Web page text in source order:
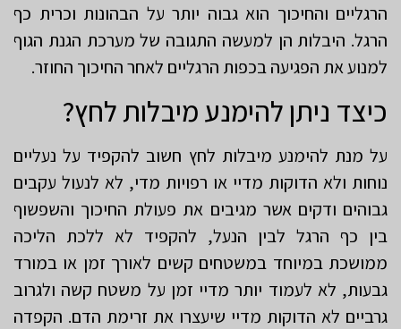
הרגליים והחיכוך הוא גבוה יותר על הבהונות וכרית כף
הרגל. היבלות הן למעשה התגובה של מערכת הגנת הגוף
למנוע את הפגיעה בכפות הרגליים לאחר החיכוך החוזר.
כיצד ניתן להימנע מיבלות לחץ?
על מנת להימנע מיבלות לחץ חשוב להקפיד על נעליים
נוחות ולא הדוקות מדיי או רפויות מדי, לא לנעול עקבים
גבוהים ודקים אשר מגיבים את פעולת החיכוך והשפשוף
בין כף הרגל לבין הנעל, להקפיד לא ללכת הליכה
ממושכת במיוחד במשטחים קשים לאורך זמן או במורד
גבעות, לא לעמוד יותר מדיי זמן על משטח קשה ולגרוב
גרביים לא הדוקות מדיי שיעצרו את זרימת הדם. הקפדה